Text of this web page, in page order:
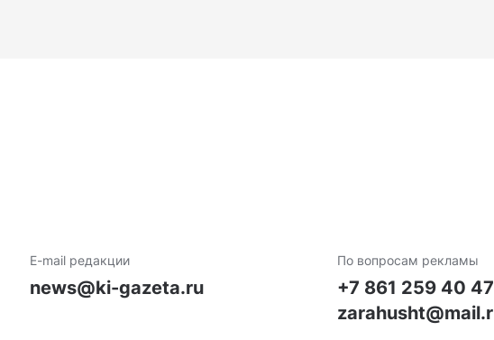
E-mail редакции
news@ki-gazeta.ru
По вопросам рекламы
+7 861 259 40 47